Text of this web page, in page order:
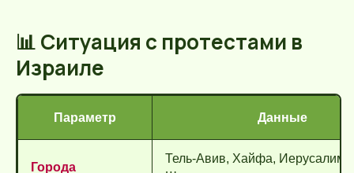
📊 Ситуация с протестами в
Израиле
Параметр Данные
Города
Тель-Авив, Хайфа, Иерусалим,